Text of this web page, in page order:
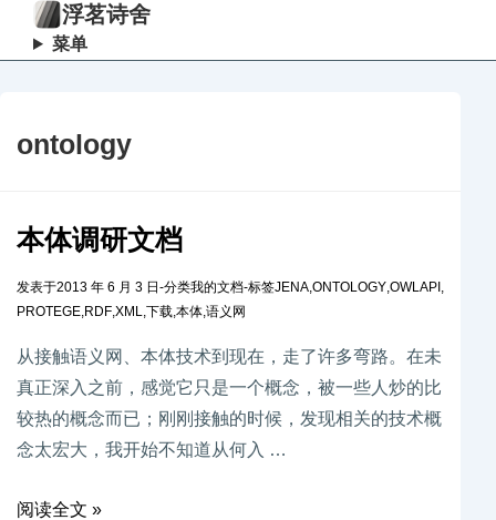
浮茗诗舍
菜单
ontology
本体调研文档
发表于2013 年 6 月 3 日 -分类我的文档-标签JENA,ONTOLOGY,OWLAPI ,
PROTEGE,RDF,XML,下载,本体,语义网
从接触语义网、本体技术到现在，走了许多弯路。在未
真正深入之前，感觉它只是一个概念，被一些人炒的比
较热的概念而已；刚刚接触的时候，发现相关的技术概
念太宏大，我开始不知道从何入 …
阅读全文 »